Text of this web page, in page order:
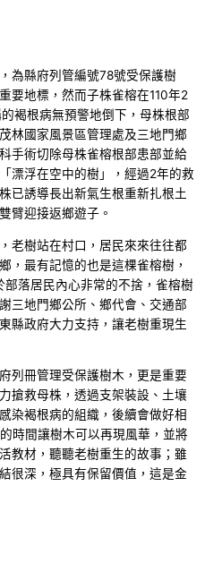
為縣府列管編號78號受保護樹
要地標，然而子株雀榕在110年2
褐根病無預警地倒下，母株根部
林國家風景區管理處及三地門鄉
手術切除母株雀榕根部患部並給
漂浮在空中的樹」，經過2年的救
已誘導長出新氣生根重新扎根土
臂迎接返鄉遊子。
老樹站在村口，居民來來往往都
，最有記憶的也是這棵雀榕樹，
落居民內心非常的不捨，雀榕樹
三地門鄉公所、鄉代會、交通部
縣政府大力支持，讓老樹重現生
列冊管理受保護樹木，更是重要
搶救母株，透過支架裝設、土壤
染褐根病的組織，後續會做好相
時間讓樹木可以再現風華，並將
教材，聽聽老樹重生的故事；雖
很深，極具有保留價值，這是金